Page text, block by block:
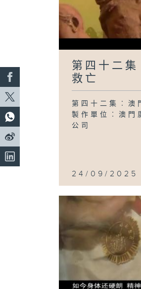
第四十二集
救亡
第四十二集︰澳
製作單位︰澳門
公司
24/09/2025